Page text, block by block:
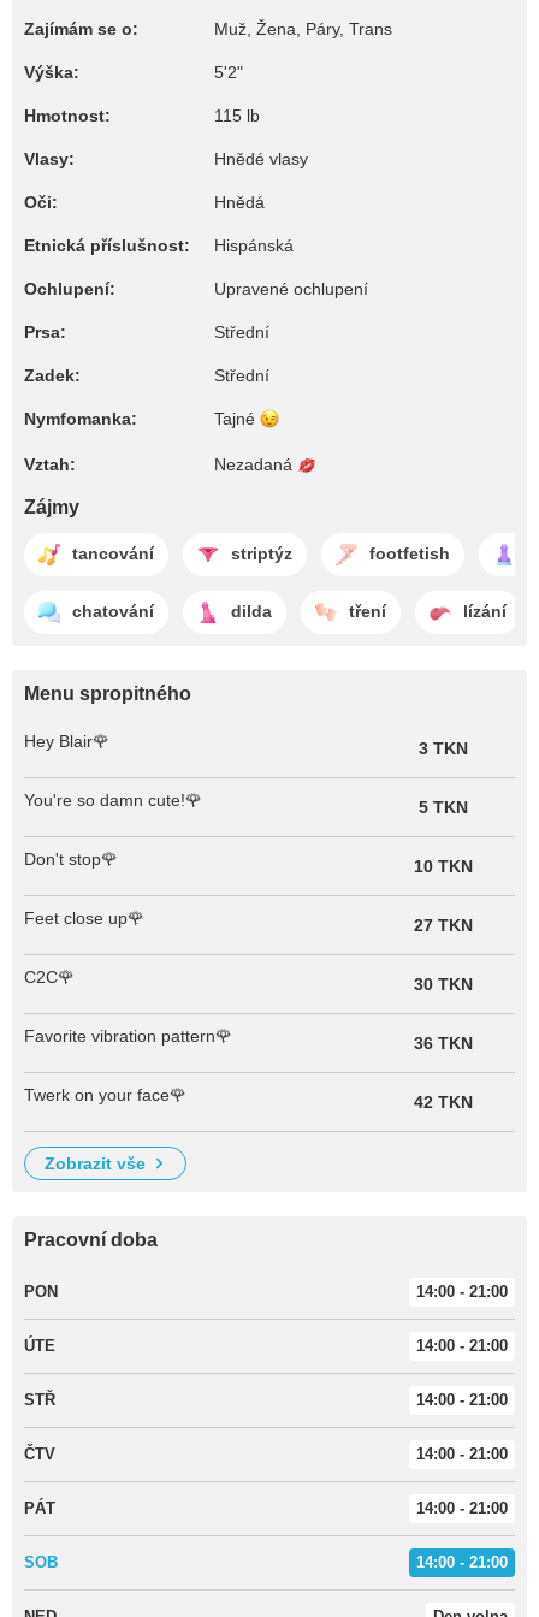
Zajímám se o: Muž, Žena, Páry, Trans
Výška: 5'2"
Hmotnost: 115 lb
Vlasy: Hnědé vlasy
Oči: Hnědá
Etnická příslušnost: Hispánská
Ochlupení: Upravené ochlupení
Prsa: Střední
Zadek: Střední
Nymfomanka: Tajné
Vztah: Nezadaná
Zájmy
tancování striptýz footfetish
chatování dilda tření lízání
Menu spropitného
Hey Blair🌹 3 TKN
You're so damn cute!🌹 5 TKN
Don't stop🌹 10 TKN
Feet close up🌹 27 TKN
C2C🌹 30 TKN
Favorite vibration pattern🌹 36 TKN
Twerk on your face🌹 42 TKN
zobrazit vše
Pracovní doba
PON 14:00 - 21:00
ÚTE 14:00 - 21:00
STŘ 14:00 - 21:00
ČTV 14:00 - 21:00
PÁT 14:00 - 21:00
SOB 14:00 - 21:00